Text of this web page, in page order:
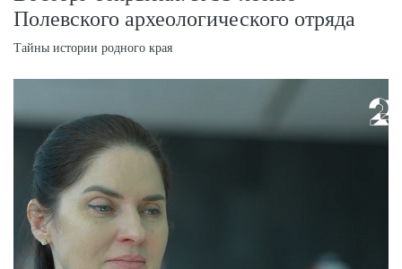
Полевского археологического отряда
Тайны истории родного края